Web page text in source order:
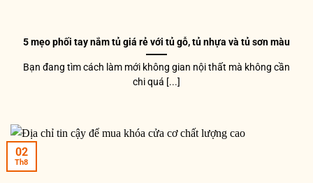
5 mẹo phối tay nắm tủ giá rẻ với tủ gỗ, tủ nhựa và tủ sơn màu
Bạn đang tìm cách làm mới không gian nội thất mà không cần
chi quá [...]
02
Th8